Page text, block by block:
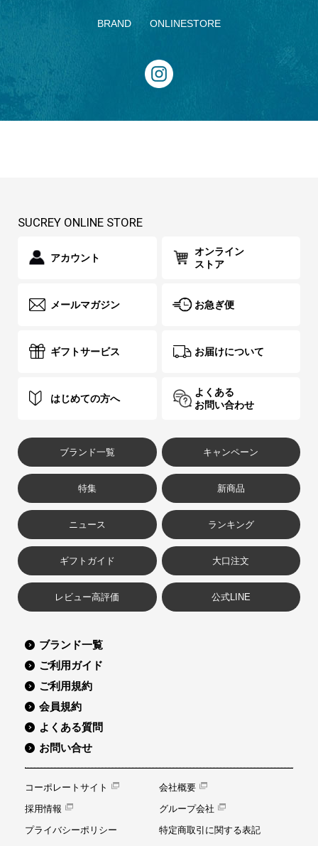
BRAND ONLINESTORE
SUCREY ONLINE STORE
アカウント
オンライン
ストア
メールマガジン お急ぎ便
ギフトサービス お届けについて
はじめての方へ
よくある
お問い合わせ
ブランド一覧 キャンペーン
特集 新商品
ニュース ランキング
ギフトガイド 大口注文
レビュー高評価 公式LINE
ブランド一覧
ご利用ガイド
ご利用規約
会員規約
よくある質問
お問い合せ
コーポレートサイト
会社概要
採用情報
グループ会社
プライバシーポリシー
特定商取引に関する表記